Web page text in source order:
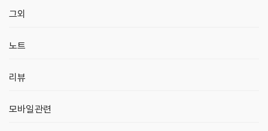
그외
노트
리뷰
모바일관련